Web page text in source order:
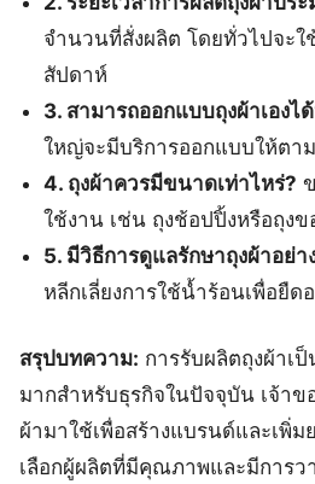
จำนวนที่สั่งผลิต โดยทั่วไปจะ
สัปดาห์
3. สามารถออกแบบถุงผ้าเองไ
ใหญ่จะมีบริการออกแบบให้ตา
4. ถุงผ้าควรมีขนาดเท่าไหร่?
ใช้งาน เช่น ถุงช้อปปิ้งหรือถุง
5. มีวิธีการดูแลรักษาถุงผ้าอย่า
หลีกเลี่ยงการใช้น้ำร้อนเพื่อยืด
สรุปบทความ: การรับผลิตถุงผ้าเ
มากสำหรับธุรกิจในปัจจุบัน เจ้าข
ผ้ามาใช้เพื่อสร้างแบรนด์และเพิ่
เลือกผู้ผลิตที่มีคุณภาพและมีการ